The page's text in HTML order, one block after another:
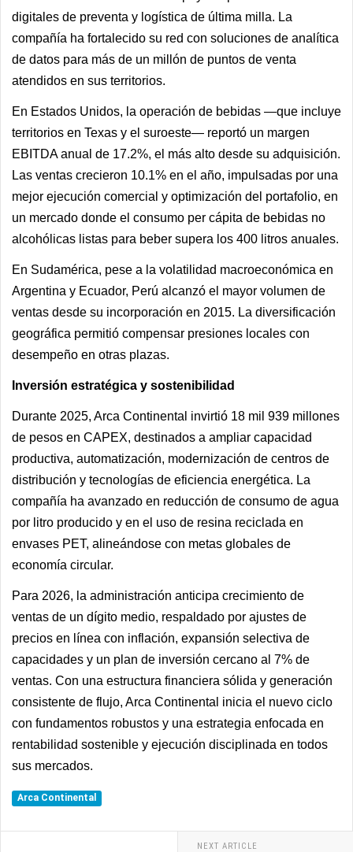
digitales de preventa y logística de última milla. La
compañía ha fortalecido su red con soluciones de analítica
de datos para más de un millón de puntos de venta
atendidos en sus territorios.
En Estados Unidos, la operación de bebidas —que incluye
territorios en Texas y el suroeste— reportó un margen
EBITDA anual de 17.2%, el más alto desde su adquisición.
Las ventas crecieron 10.1% en el año, impulsadas por una
mejor ejecución comercial y optimización del portafolio, en
un mercado donde el consumo per cápita de bebidas no
alcohólicas listas para beber supera los 400 litros anuales.
En Sudamérica, pese a la volatilidad macroeconómica en
Argentina y Ecuador, Perú alcanzó el mayor volumen de
ventas desde su incorporación en 2015. La diversificación
geográfica permitió compensar presiones locales con
desempeño en otras plazas.
Inversión estratégica y sostenibilidad
Durante 2025, Arca Continental invirtió 18 mil 939 millones
de pesos en CAPEX, destinados a ampliar capacidad
productiva, automatización, modernización de centros de
distribución y tecnologías de eficiencia energética. La
compañía ha avanzado en reducción de consumo de agua
por litro producido y en el uso de resina reciclada en
envases PET, alineándose con metas globales de
economía circular.
Para 2026, la administración anticipa crecimiento de
ventas de un dígito medio, respaldado por ajustes de
precios en línea con inflación, expansión selectiva de
capacidades y un plan de inversión cercano al 7% de
ventas. Con una estructura financiera sólida y generación
consistente de flujo, Arca Continental inicia el nuevo ciclo
con fundamentos robustos y una estrategia enfocada en
rentabilidad sostenible y ejecución disciplinada en todos
sus mercados.
Arca Continental
NEXT ARTICLE